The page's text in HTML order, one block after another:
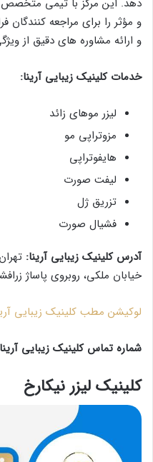
دهد. این مرکز با تیمی
و مؤثر را برای مراجعه‌ کنندگان
و ارائه مشاوره‌ های دقیق از
خدمات کلینیک زیبایی آرینا:
لیزر موهای زائد
مزوتراپی مو
هایفوتراپی
لیفت صورت
تزریق ژل
فشیال صورت
آدرس کلینیک زیبایی آرینا:
خیابان ملکی، روبروی پاساژ زرافشان،
لوکیشن مطب کلینیک زیبایی
شماره تماس کلینیک زیبایی
کلینیک لیزر نیکارخ